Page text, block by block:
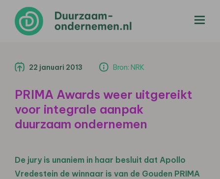
22 januari 2013 Bron: NRK
PRIMA Awards weer uitgereikt
voor integrale aanpak
duurzaam ondernemen
De jury is unaniem in haar besluit dat Apollo
Vredestein de winnaar is van de Gouden PRIMA